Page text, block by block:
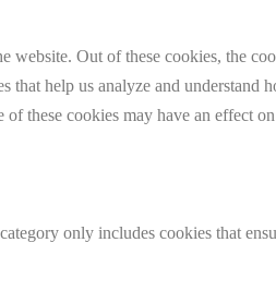
Out of these cookies, the
help us analyze and
these cookies may have an effect
only includes cookies that